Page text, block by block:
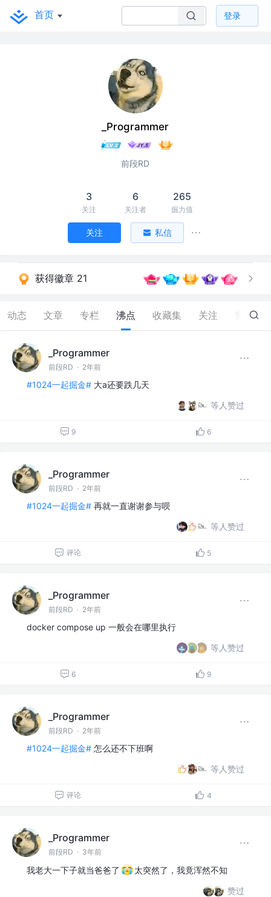
首页 登录
_Programmer
前段RD
3
关注
6
关注者
265
掘力值
关注 私信
获得徽章 21
动态 文章 专栏 沸点 收藏集 关注 34
_Programmer
前段RD · 2年前
#1024一起掘金# 大a还要跌几天
等人赞过
9 6
_Programmer
前段RD · 2年前
#1024一起掘金# 再就一直谢谢参与呗
等人赞过
评论 5
_Programmer
前段RD · 2年前
docker compose up 一般会在哪里执行
等人赞过
6 9
_Programmer
前段RD · 2年前
#1024一起掘金# 怎么还不下班啊
等人赞过
评论 4
_Programmer
前段RD · 3年前
我老大一下子就当爸爸了
太突然了，我竟浑然不知
赞过